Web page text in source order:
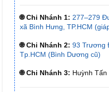
🌐 Chi Nhánh 1: 277–279
xã Bình Hưng, TP.HCM
🌐 Chi Nhánh 2: 93 Trương
Tp.HCM (Bình Dương cũ)
🌐 Chi Nhánh 3: Huỳnh